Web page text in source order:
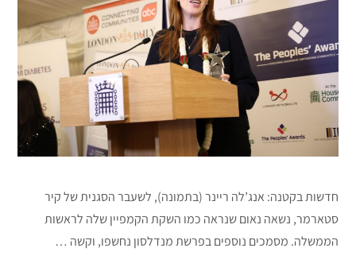
חדשות בקטנה: אנג’לה ריינר (בתמונה), לשעבר הסגנית של קיר
סטארמר, נשאה נאום שנראה כמו השקת הקמפיין שלה לראשות
הממשלה. מסמכים נוספים בפרשת מנדלסון נחשפו, וקשה …